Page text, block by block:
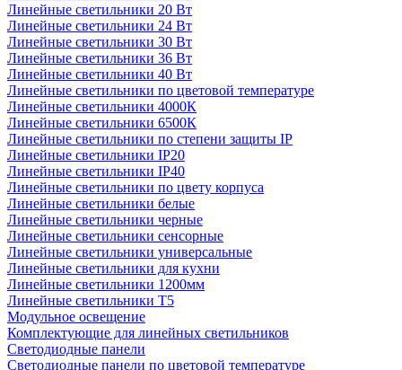
Линейные светильники 20 Вт
Линейные светильники 24 Вт
Линейные светильники 30 Вт
Линейные светильники 36 Вт
Линейные светильники 40 Вт
Линейные светильники по цветовой температуре
Линейные светильники 4000К
Линейные светильники 6500К
Линейные светильники по степени защиты IP
Линейные светильники IP20
Линейные светильники IP40
Линейные светильники по цвету корпуса
Линейные светильники белые
Линейные светильники черные
Линейные светильники сенсорные
Линейные светильники универсальные
Линейные светильники для кухни
Линейные светильники 1200мм
Линейные светильники Т5
Модульное освещение
Комплектующие для линейных светильников
Светодиодные панели
Светодиодные панели по цветовой температуре